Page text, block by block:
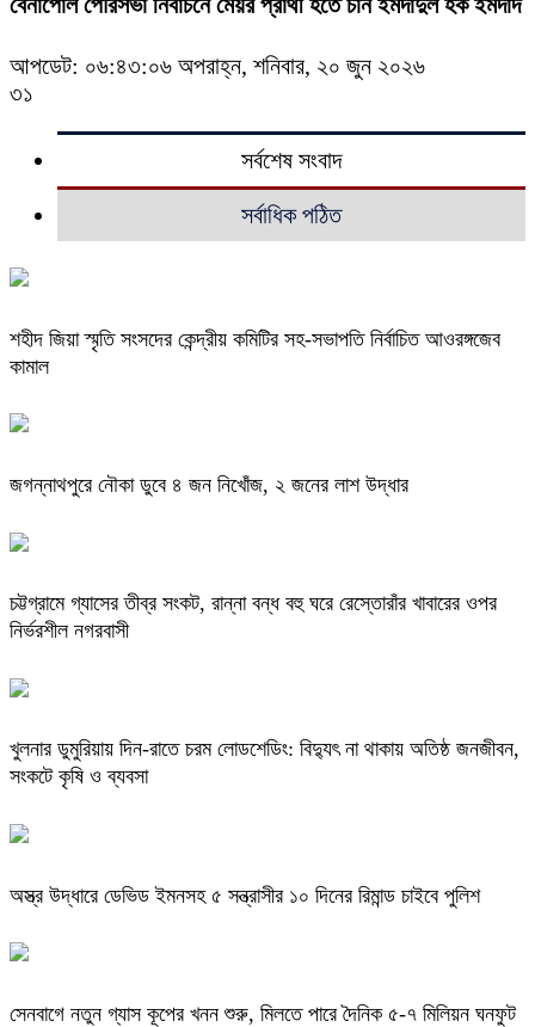
বেনাপোল পৌরসভা নির্বাচনে মেয়র প্রার্থী হতে চান ইমদাদুল হক ইমদাদ
আপডেট: ০৬:৪৩:০৬ অপরাহ্ন, শনিবার, ২০ জুন ২০২৬
৩১
সর্বশেষ সংবাদ
সর্বাধিক পঠিত
শহীদ জিয়া স্মৃতি সংসদের কেন্দ্রীয় কমিটির সহ-সভাপতি নির্বাচিত আওরঙ্গজেব
কামাল
জগন্নাথপুরে নৌকা ডুবে ৪ জন নিখোঁজ, ২ জনের লাশ উদ্ধার
চট্টগ্রামে গ্যাসের তীব্র সংকট, রান্না বন্ধ বহু ঘরে রেস্তোরাঁর খাবারের ওপর
নির্ভরশীল নগরবাসী
খুলনার ডুমুরিয়ায় দিন-রাতে চরম লোডশেডিং: বিদ্যুৎ না থাকায় অতিষ্ঠ জনজীবন,
সংকটে কৃষি ও ব্যবসা
অস্ত্র উদ্ধারে ডেভিড ইমনসহ ৫ সন্ত্রাসীর ১০ দিনের রিমান্ড চাইবে পুলিশ
সেনবাগে নতুন গ্যাস কূপের খনন শুরু, মিলতে পারে দৈনিক ৫-৭ মিলিয়ন ঘনফুট